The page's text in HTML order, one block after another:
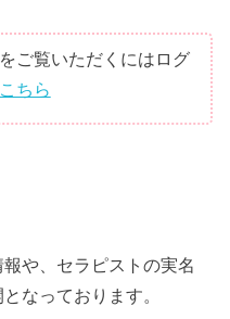
ご覧いただくにはログ
ちら
や、セラピストの実名
なっております。